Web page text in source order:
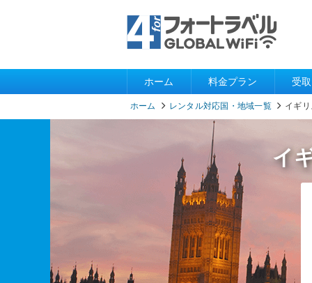
ホーム 料金プラン 受
ホーム レンタル対応国・地域一覧 イギ
イ